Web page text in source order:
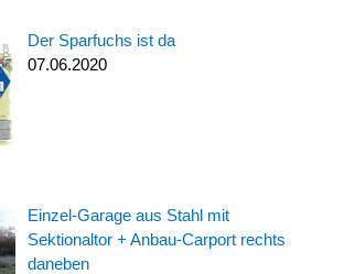
Der Sparfuchs ist da
07.06.2020
Einzel-Garage aus Stahl mit
Sektionaltor + Anbau-Carport rechts
daneben